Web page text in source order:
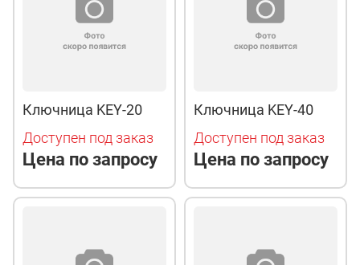
Ключница KEY-20
Доступен под заказ
Цена по запросу
Ключница KEY-40
Доступен под заказ
Цена по запросу